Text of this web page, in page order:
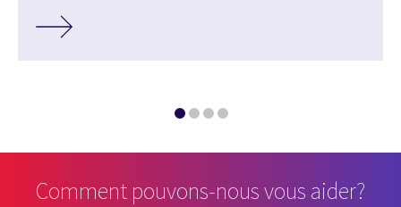
Comment pouvons-nous vous aider?